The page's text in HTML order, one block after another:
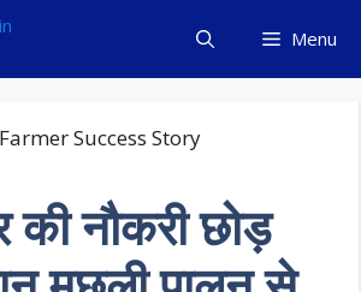
Menu
की नौकरी छोड़